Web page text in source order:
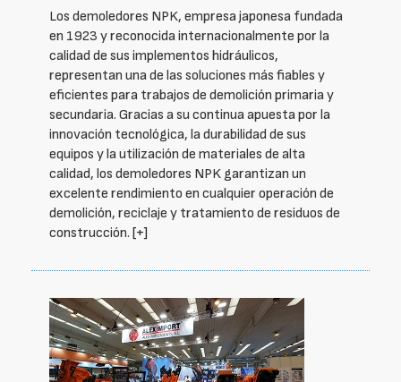
Los demoledores NPK, empresa japonesa fundada
en 1923 y reconocida internacionalmente por la
calidad de sus implementos hidráulicos,
representan una de las soluciones más fiables y
eficientes para trabajos de demolición primaria y
secundaria. Gracias a su continua apuesta por la
innovación tecnológica, la durabilidad de sus
equipos y la utilización de materiales de alta
calidad, los demoledores NPK garantizan un
excelente rendimiento en cualquier operación de
demolición, reciclaje y tratamiento de residuos de
construcción. [+]